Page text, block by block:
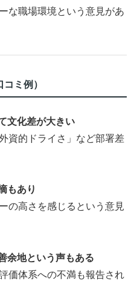
な職場環境という意見があ
ミ例）
文化差が大きい
資的ドライさ」など部署差
もあり
の高さを感じるという意見
余地という声もある
価体系への不満も報告され